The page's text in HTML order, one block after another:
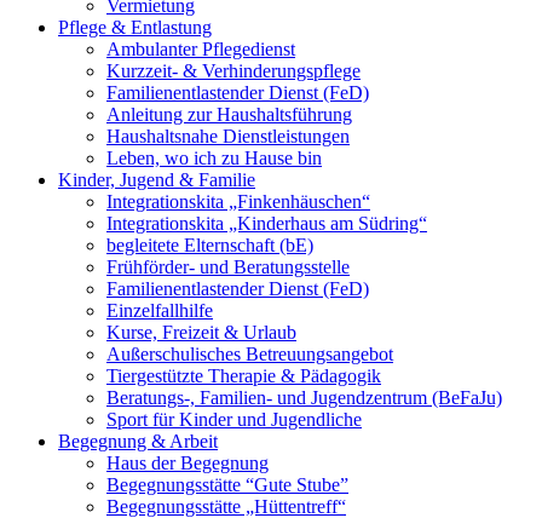
Vermietung
Pflege & Entlastung
Ambulanter Pflegedienst
Kurzzeit- & Verhinderungspflege
Familienentlastender Dienst (FeD)
Anleitung zur Haushaltsführung
Haushaltsnahe Dienstleistungen
Leben, wo ich zu Hause bin
Kinder, Jugend & Familie
Integrationskita „Finkenhäuschen“
Integrationskita „Kinderhaus am Südring“
begleitete Elternschaft (bE)
Frühförder- und Beratungsstelle
Familienentlastender Dienst (FeD)
Einzelfallhilfe
Kurse, Freizeit & Urlaub
Außerschulisches Betreuungsangebot
Tiergestützte Therapie & Pädagogik
Beratungs-, Familien- und Jugendzentrum (BeFaJu)
Sport für Kinder und Jugendliche
Begegnung & Arbeit
Haus der Begegnung
Begegnungsstätte “Gute Stube”
Begegnungsstätte „Hüttentreff“